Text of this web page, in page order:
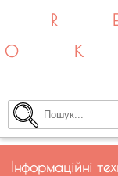
Інформаційні